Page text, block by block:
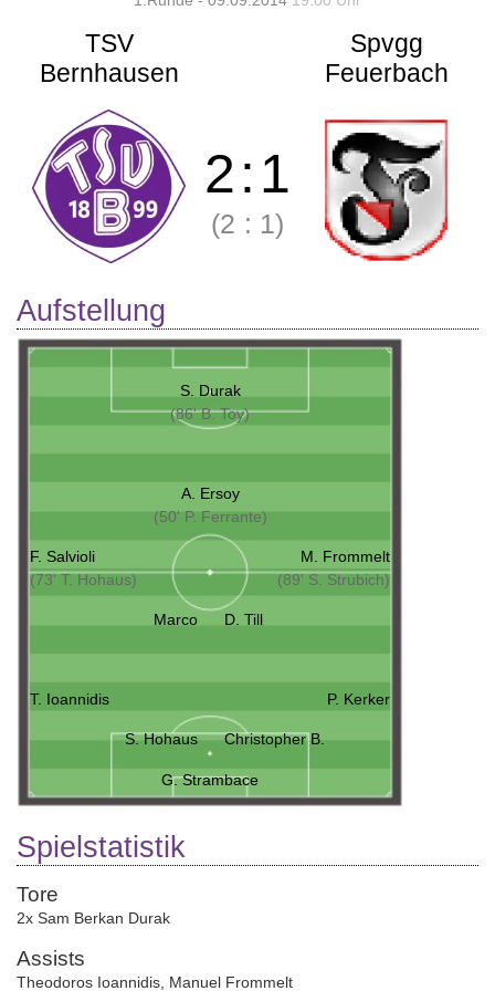
TSV
Bernhausen
Spvgg
Feuerbach
2:1
(2 : 1)
Aufstellung
S. Durak
(86' B. Toy)
A. Ersoy
(50' P. Ferrante)
F. Salvioli
(73' T. Hohaus)
M. Frommelt
(89' S. Strubich)
Marco D. Till
T. Ioannidis P. Kerker
S. Hohaus Christopher B.
G. Strambace
Spielstatistik
Tore
2x Sam Berkan Durak
Assists
Theodoros Ioannidis Manuel Frommelt